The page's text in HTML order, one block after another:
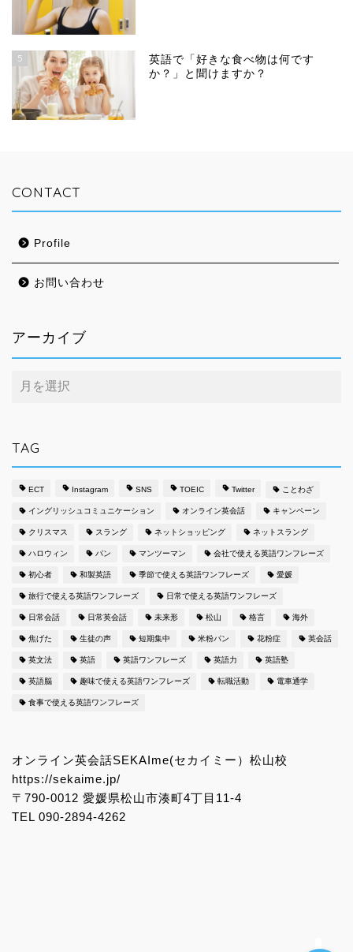
5
英語で「好きな食べ物は何です
か？」と聞けますか？
CONTACT
Profile
お問い合わせ
アーカイブ
ア
ー
ブ
TAG
ECT Instagram SNS TOEIC Twitter ことわざ
イングリッシュコミュニケーション オンライン英会話 キャンペーン
クリスマス スラング ネットショッピング ネットスラング
ハロウィン パン マンツーマン 会社で使える英語ワンフレーズ
初心者 和製英語 季節で使える英語ワンフレーズ 愛媛
旅行で使える英語ワンフレーズ 日常で使える英語ワンフレーズ
日常会話 日常英会話 未来形 松山 格言 海外
焦げた 生徒の声 短期集中 米粉パン 花粉症 英会話
英文法 英語 英語ワンフレーズ 英語力 英語塾
英語脳 趣味で使える英語ワンフレーズ 転職活動 電車通学
食事で使える英語ワンフレーズ
オンライン英会話SEKAIme(セカイミー）松山校
https://sekaime.jp/
〒790-0012 愛媛県松山市湊町4丁目11-4
TEL 090-2894-4262
ーズ更新中！
日常英会話で使えるオリジ
満足度98%のマンツーマン
レッスンをお得に受講する